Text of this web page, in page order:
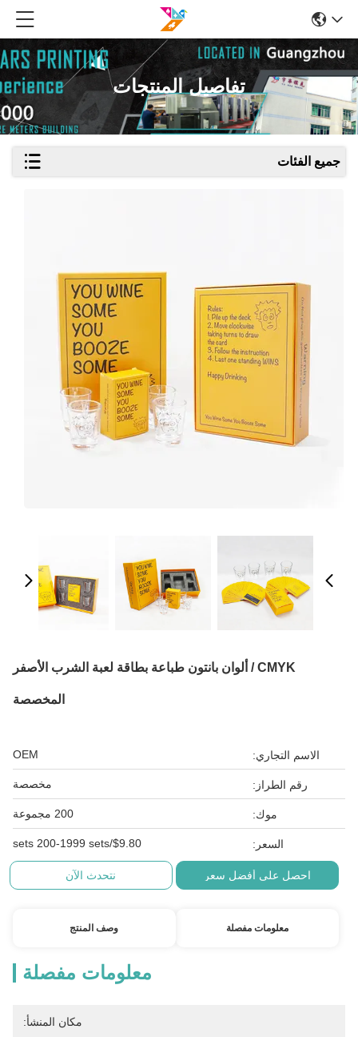
تفاصيل المنتجات
جميع الفئات
CMYK / ألوان بانتون طباعة بطاقة لعبة الشرب الأصفر
المخصصة
الاسم التجاري: OEM
رقم الطراز: مخصصة
موك: 200 مجموعة
السعر: $9.80/sets 200-1999 sets
احصل على أفضل سعر نتحدث الآن
معلومات مفصلة وصف المنتج
معلومات مفصلة
مكان المنشأ: